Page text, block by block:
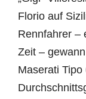
Florio auf
Rennfahrer –
Zeit –
Maserati